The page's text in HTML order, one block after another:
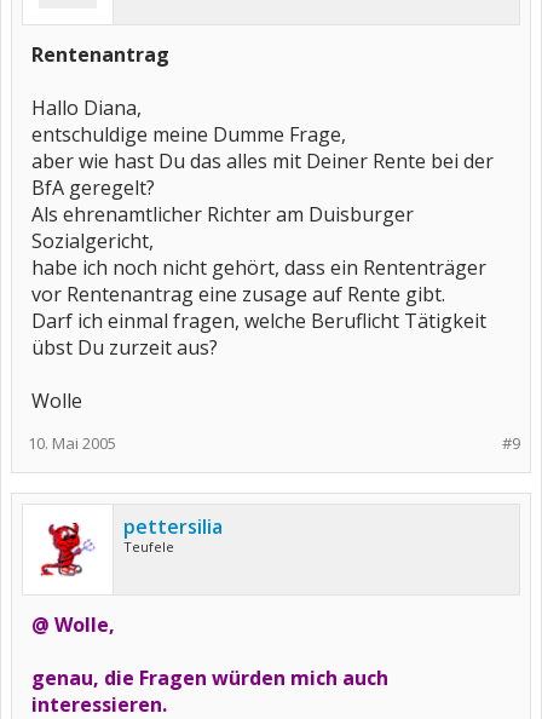
Rentenantrag
Hallo Diana,
entschuldige meine Dumme Frage,
aber wie hast Du das alles mit Deiner Rente bei der
BfA geregelt?
Als ehrenamtlicher Richter am Duisburger
Sozialgericht,
habe ich noch nicht gehört, dass ein Rententräger
vor Rentenantrag eine zusage auf Rente gibt.
Darf ich einmal fragen, welche Beruflicht Tätigkeit
übst Du zurzeit aus?
Wolle
#9
10. Mai 2005
pettersilia
Teufele
@ Wolle,
genau, die Fragen würden mich auch
interessieren.